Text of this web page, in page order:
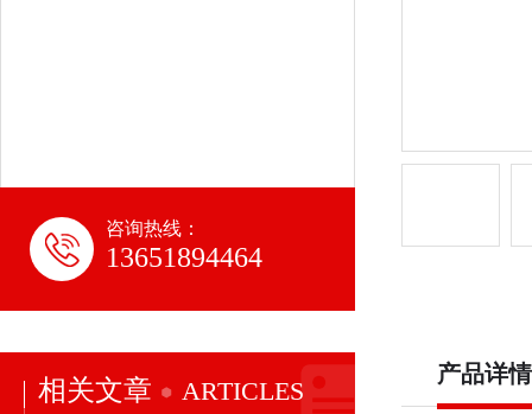
咨询热线：
13651894464
相关文章 ARTICLES
产品详情